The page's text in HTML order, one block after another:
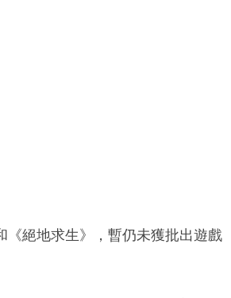
《絕地求生》，暫仍未獲批出遊戲